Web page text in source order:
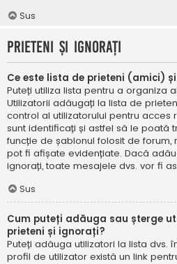
Sus
Prieteni și ignorați
Ce este lista de prieteni (amici)
Puteți utiliza lista pentru a organiza
Utilizatorii adăugați la lista de
control al utilizatorului pentru
sunt identificați și astfel să le poată
funcție de șablonul folosit de forum,
pot fi afișate evidențiate. Dacă
ignorați, toate mesajele dvs. vor fi
Sus
Cum puteți adăuga sau șterge
prieteni și ignorați?
Puteți adăuga utilizatori la lista dvs.
profil de utilizator există un link